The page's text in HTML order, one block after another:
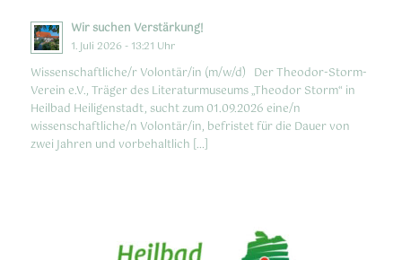
Wir suchen Verstärkung!
1. Juli 2026 - 13:21 Uhr
Wissenschaftliche/r Volontär/in (m/w/d) Der Theodor-Storm-
Verein e.V., Träger des Literaturmuseums „Theodor Storm“ in
Heilbad Heiligenstadt, sucht zum 01.09.2026 eine/n
wissenschaftliche/n Volontär/in, befristet für die Dauer von
zwei Jahren und vorbehaltlich […]